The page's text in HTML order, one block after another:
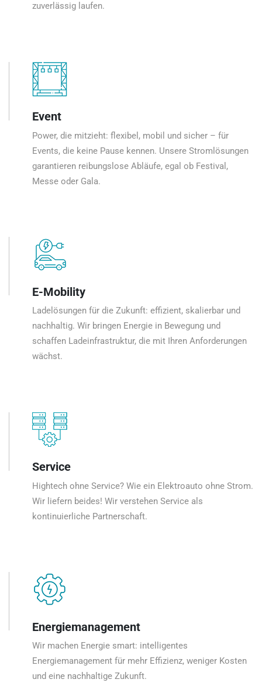
zuverlässig laufen.
Event
Power, die mitzieht: flexibel, mobil und sicher – für
Events, die keine Pause kennen. Unsere Stromlösungen
garantieren reibungslose Abläufe, egal ob Festival,
Messe oder Gala.
E-Mobility
Ladelösungen für die Zukunft: effizient, skalierbar und
nachhaltig. Wir bringen Energie in Bewegung und
schaffen Ladeinfrastruktur, die mit Ihren Anforderungen
wächst.
Service
Hightech ohne Service? Wie ein Elektroauto ohne Strom.
Wir liefern beides! Wir verstehen Service als
kontinuierliche Partnerschaft.
Energiemanagement
Wir machen Energie smart: intelligentes
Energiemanagement für mehr Effizienz, weniger Kosten
und eine nachhaltige Zukunft.